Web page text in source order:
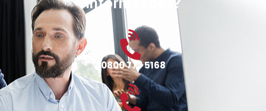
0800 777 5168